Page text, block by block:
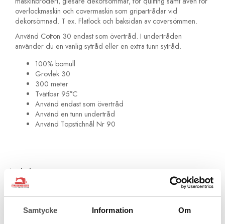
Samtycke Information Om
overlockmaskin och covermaskin som gripartrådar vid
dekorsömnad. T ex. Flatlock och baksidan av coversömmen.
Använd Cotton 30 endast som övertråd. I undertråden
använder du en vanlig sytråd eller en extra tunn sytråd.
100% bomull
Grovlek 30
300 meter
Tvättbar 95°C
Använd endast som övertråd
Använd en tunn undertråd
Använd Topstichnål Nr 90
Artikelnummer:
709743-4024
Rekommenderade tillbehör till denna produkt